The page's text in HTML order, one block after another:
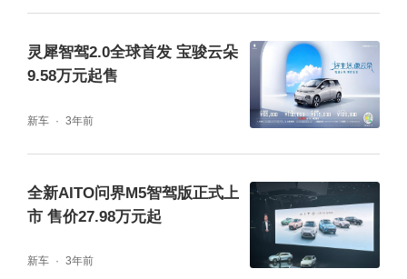
型，宝骏云海纯电版、插混版双动力车型都实
现超长续航，搭载150kW高效能电机，极速可
达170km/h，百公里加速可达7.8秒，为无焦虑
的新能源出行提供了更多选择。
灵犀智驾2.0全球首发 宝骏云朵
9.58万元起售
新车 3年前
全新AITO问界M5智驾版正式上
市 售价27.98万元起
新车 3年前